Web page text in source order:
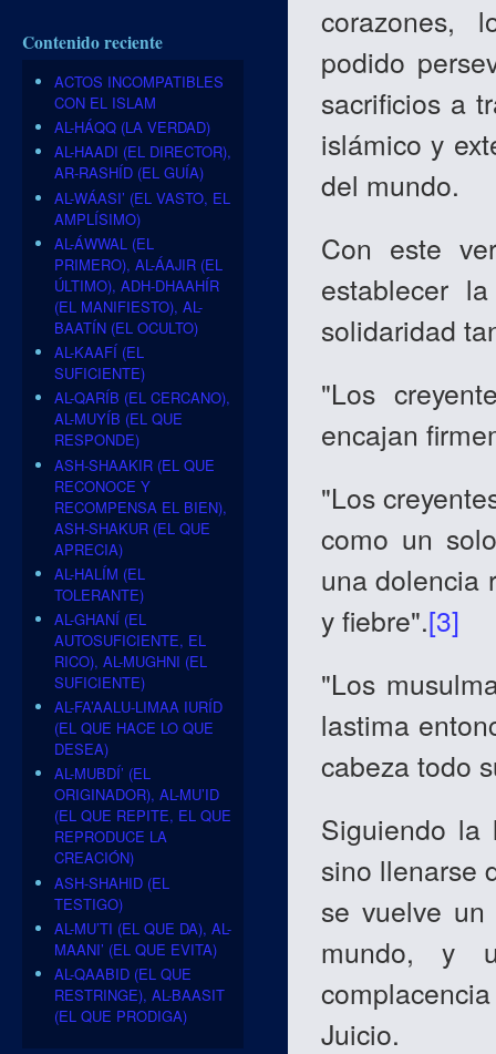
corazones,
podido
sacrificios a
islámico y
del mundo.
Con este
establecer
solidaridad
"Los
encajan
"Los
como un
una dolencia
y fiebre".[3]
"Los
lastima
cabeza todo
Siguiendo
sino llenarse
se vuelve
mundo, y
Juicio.
Contenido reciente
ACTOS INCOMPATIBLES
CON EL ISLAM
AL-HÁQQ (LA VERDAD)
AL-HAADI (EL DIRECTOR),
AR-RASHÍD (EL GUÍA)
AL-WÁASI’ (EL VASTO, EL
AMPLÍSIMO)
AL-ÁWWAL (EL
PRIMERO), AL-ÁAJIR (EL
ÚLTIMO), ADH-DHAAHÍR
(EL MANIFIESTO), AL-
BAATÍN (EL OCULTO)
AL-KAAFÍ (EL
SUFICIENTE)
AL-QARÍB (EL CERCANO),
AL-MUYÍB (EL QUE
RESPONDE)
ASH-SHAAKIR (EL QUE
RECONOCE Y
RECOMPENSA EL BIEN),
ASH-SHAKUR (EL QUE
APRECIA)
AL-HALÍM (EL
TOLERANTE)
AL-GHANÍ (EL
AUTOSUFICIENTE, EL
RICO), AL-MUGHNI (EL
SUFICIENTE)
AL-FA’AALU-LIMAA IURÍD
(EL QUE HACE LO QUE
DESEA)
AL-MUBDÍ’ (EL
ORIGINADOR), AL-MU’ID
(EL QUE REPITE, EL QUE
REPRODUCE LA
CREACIÓN)
ASH-SHAHID (EL
TESTIGO)
AL-MU’TI (EL QUE DA), AL-
MAANI’ (EL QUE EVITA)
AL-QAABID (EL QUE
RESTRINGE), AL-BAASIT
(EL QUE PRODIGA)